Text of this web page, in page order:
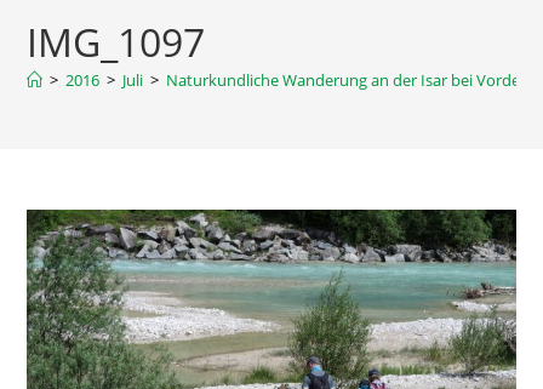
IMG_1097
> 2016 > Juli > Naturkundliche Wanderung an der Isar bei